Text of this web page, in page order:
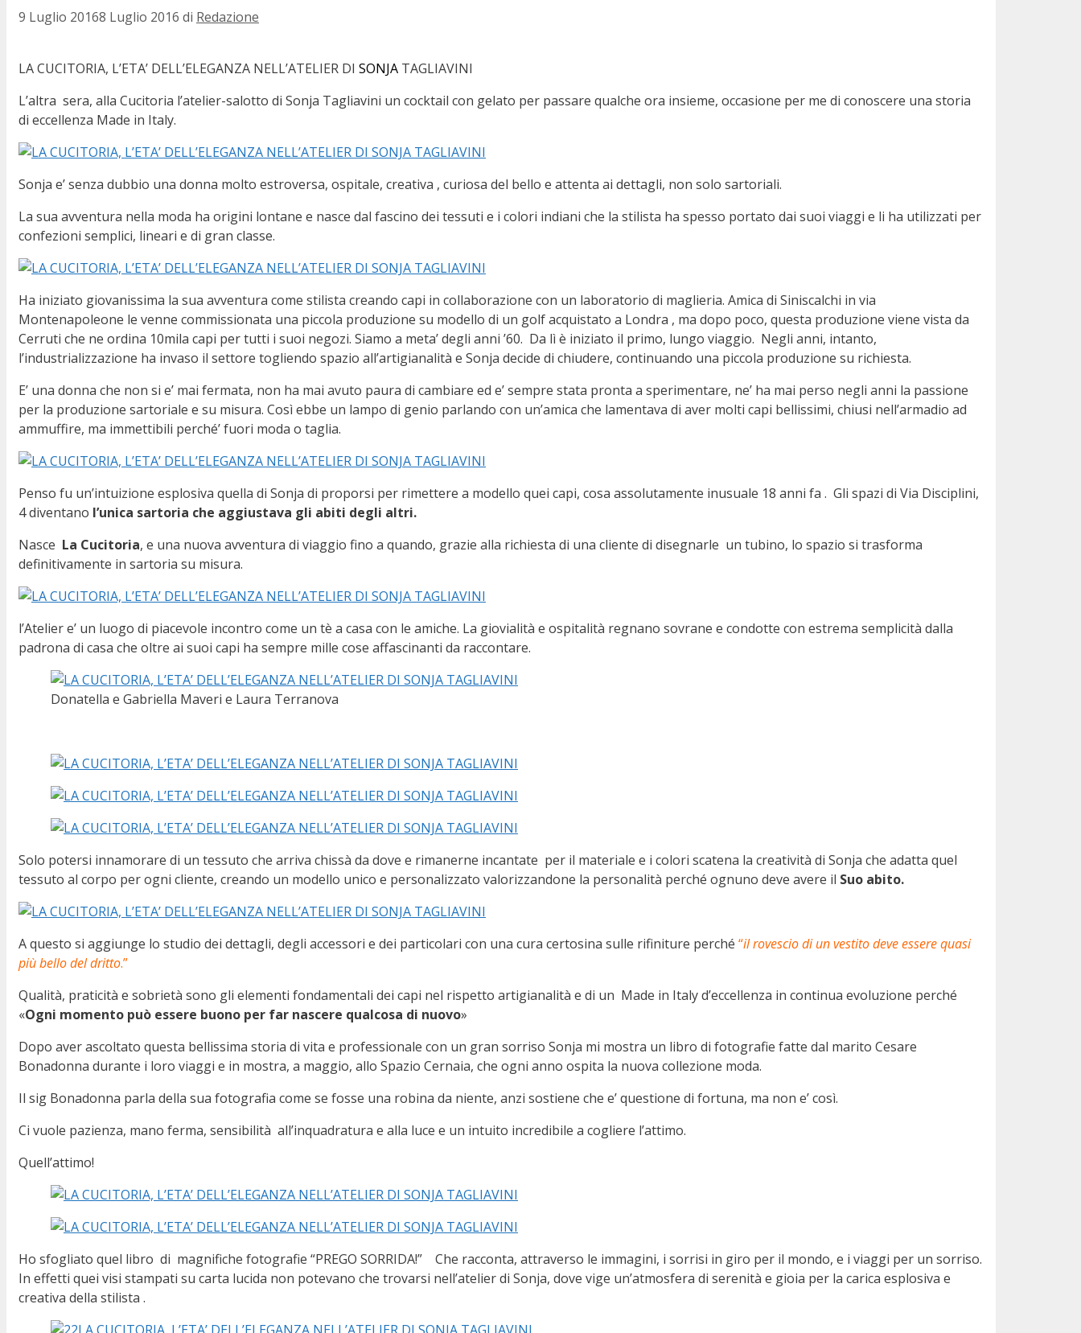
9 Luglio 20168 Luglio 2016 di Redazione
LA CUCITORIA, L’ETA’ DELL’ELEGANZA NELL’ATELIER DI SONJA TAGLIAVINI
L’altra sera, alla Cucitoria l’atelier-salotto di Sonja Tagliavini un cocktail con gelato per passare qualche ora insieme, occasione per me di conoscere una storia
di eccellenza Made in Italy.
Sonja e’ senza dubbio una donna molto estroversa, ospitale, creativa , curiosa del bello e attenta ai dettagli, non solo sartoriali.
La sua avventura nella moda ha origini lontane e nasce dal fascino dei tessuti e i colori indiani che la stilista ha spesso portato dai suoi viaggi e li ha utilizzati per
confezioni semplici, lineari e di gran classe.
Ha iniziato giovanissima la sua avventura come stilista creando capi in collaborazione con un laboratorio di maglieria. Amica di Siniscalchi in via
Montenapoleone le venne commissionata una piccola produzione su modello di un golf acquistato a Londra , ma dopo poco, questa produzione viene vista da
Cerruti che ne ordina 10mila capi per tutti i suoi negozi. Siamo a meta’ degli anni ’60. Da lì è iniziato il primo, lungo viaggio. Negli anni, intanto,
l’industrializzazione ha invaso il settore togliendo spazio all’artigianalità e Sonja decide di chiudere, continuando una piccola produzione su richiesta.
E’ una donna che non si e’ mai fermata, non ha mai avuto paura di cambiare ed e’ sempre stata pronta a sperimentare, ne’ ha mai perso negli anni la passione
per la produzione sartoriale e su misura. Così ebbe un lampo di genio parlando con un’amica che lamentava di aver molti capi bellissimi, chiusi nell’armadio ad
ammuffire, ma immettibili perché’ fuori moda o taglia.
Penso fu un’intuizione esplosiva quella di Sonja di proporsi per rimettere a modello quei capi, cosa assolutamente inusuale 18 anni fa . Gli spazi di Via Disciplini,
4 diventano l’unica sartoria che aggiustava gli abiti degli altri.
Nasce La Cucitoria, e una nuova avventura di viaggio fino a quando, grazie alla richiesta di una cliente di disegnarle un tubino, lo spazio si trasforma
definitivamente in sartoria su misura.
l’Atelier e’ un luogo di piacevole incontro come un tè a casa con le amiche. La giovialità e ospitalità regnano sovrane e condotte con estrema semplicità dalla
padrona di casa che oltre ai suoi capi ha sempre mille cose affascinanti da raccontare.
Donatella e Gabriella Maveri e Laura Terranova
Solo potersi innamorare di un tessuto che arriva chissà da dove e rimanerne incantate per il materiale e i colori scatena la creatività di Sonja che adatta quel
tessuto al corpo per ogni cliente, creando un modello unico e personalizzato valorizzandone la personalità perché ognuno deve avere il Suo abito.
A questo si aggiunge lo studio dei dettagli, degli accessori e dei particolari con una cura certosina sulle rifiniture perché “il rovescio di un vestito deve essere quasi
più bello del dritto.”
Qualità, praticità e sobrietà sono gli elementi fondamentali dei capi nel rispetto artigianalità e di un Made in Italy d’eccellenza in continua evoluzione perché
«Ogni momento può essere buono per far nascere qualcosa di nuovo»
Dopo aver ascoltato questa bellissima storia di vita e professionale con un gran sorriso Sonja mi mostra un libro di fotografie fatte dal marito Cesare
Bonadonna durante i loro viaggi e in mostra, a maggio, allo Spazio Cernaia, che ogni anno ospita la nuova collezione moda.
Il sig Bonadonna parla della sua fotografia come se fosse una robina da niente, anzi sostiene che e’ questione di fortuna, ma non e’ così.
Ci vuole pazienza, mano ferma, sensibilità all’inquadratura e alla luce e un intuito incredibile a cogliere l’attimo.
Quell’attimo!
Ho sfogliato quel libro di magnifiche fotografie “PREGO SORRIDA!” Che racconta, attraverso le immagini, i sorrisi in giro per il mondo, e i viaggi per un sorriso.
In effetti quei visi stampati su carta lucida non potevano che trovarsi nell’atelier di Sonja, dove vige un’atmosfera di serenità e gioia per la carica esplosiva e
creativa della stilista .